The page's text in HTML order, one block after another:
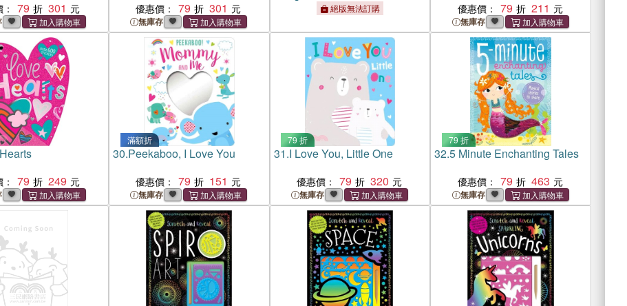
79 301 優惠價： 79 301
無庫存
絕版無法訂購 優惠價： 79 211
無庫存
79 249
滿額折
30.Peekaboo, I Love You
優惠價： 79 151
無庫存
79 折
31.I Love You, Little One
優惠價： 79 320
無庫存
79 折
32.5 Minute Enchanting Tales
優惠價： 79 463
無庫存